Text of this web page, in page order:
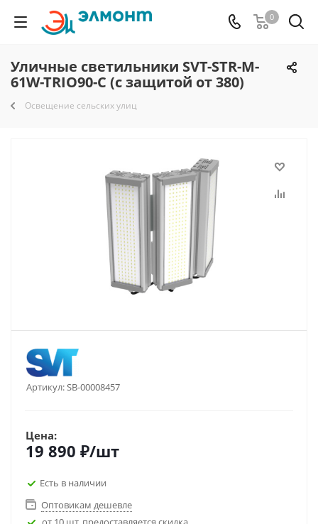
0
Уличные светильники SVT-STR-M-
61W-TRIO90-C (с защитой от 380)
Освещение сельских улиц
Артикул:SB-00008457
Цена:
19 890 ₽/шт
Есть в наличии
Оптовикам дешевле